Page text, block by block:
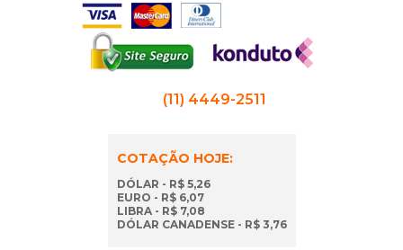
(11) 4449-2511
COTAÇÃO HOJE:
DÓLAR - R$ 5,26
EURO - R$ 6,07
LIBRA - R$ 7,08
DÓLAR CANADENSE - R$ 3,76